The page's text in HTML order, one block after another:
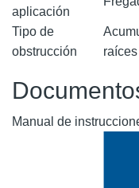
aplicación
Tipo de
obstrucción
Manual de